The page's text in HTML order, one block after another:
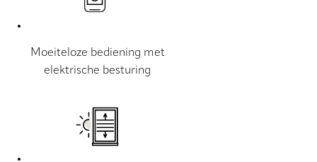
Moeiteloze bediening met
elektrische besturing